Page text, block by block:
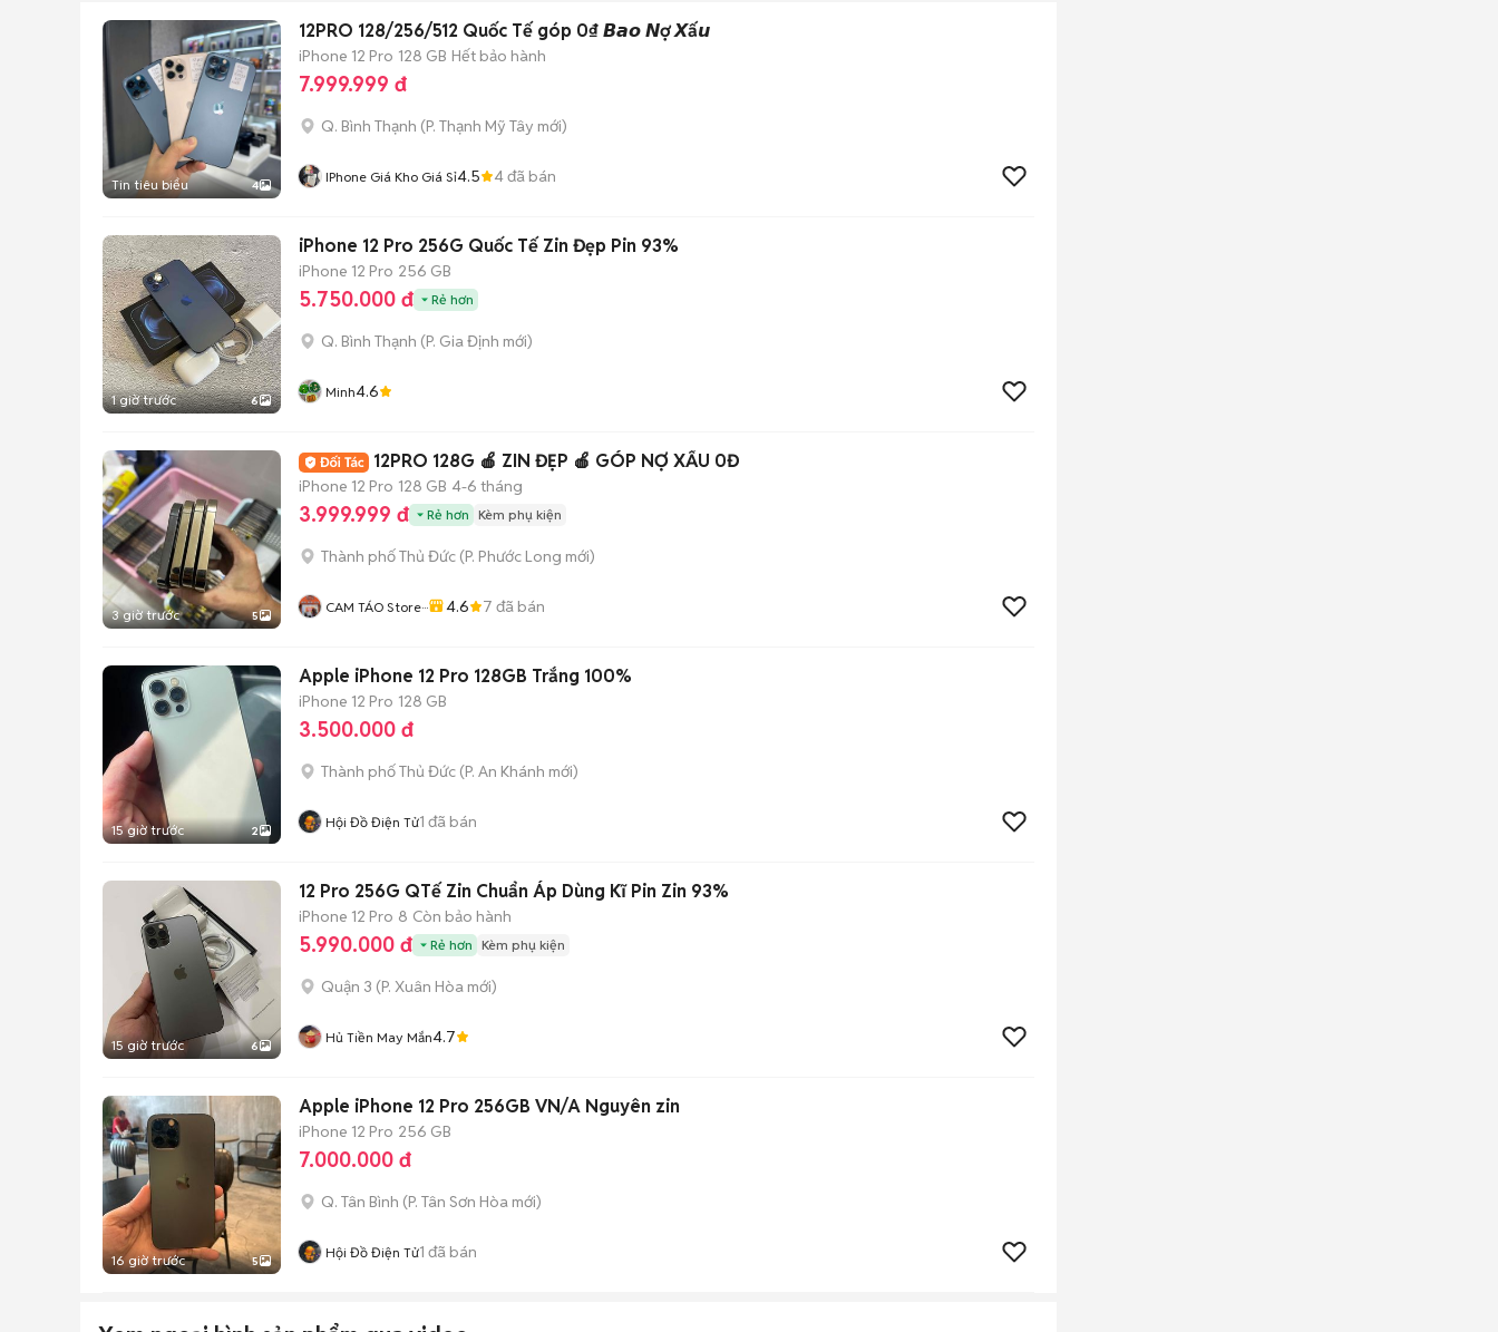
Tin tiêu biểu 4
12PRO 128/256/512 Quốc Tế góp 0₫ 𝘽𝙖𝙤 𝙉ợ 𝙓ấ𝙪
iPhone 12 Pro 128 GB Hết bảo hành
7.999.999 đ
Q. Bình Thạnh (P. Thạnh Mỹ Tây mới)
IPhone Giá Kho Giá Sỉ4.5 4đã bán
1 giờ trước 6
iPhone 12 Pro 256G Quốc Tế Zin Đẹp Pin 93%
iPhone 12 Pro 256 GB
5.750.000 đ Rẻ hơn
Q. Bình Thạnh (P. Gia Định mới)
Minh4.6
3 giờ trước 5
12PRO 128G 🍎 ZIN ĐẸP 🍎 GÓP NỢ XẤU 0Đ
iPhone 12 Pro 128 GB 4-6 tháng
3.999.999 đ Rẻ hơn Kèm phụ kiện
Thành phố Thủ Đức (P. Phước Long mới)
CAM TÁO Store··· 4.6 7 đã bán
15 giờ trước 2
Apple iPhone 12 Pro 128GB Trắng 100%
iPhone 12 Pro 128 GB
3.500.000 đ
Thành phố Thủ Đức (P. An Khánh mới)
Hội Đồ Điện Tử1 đã bán
15 giờ trước 6
12 Pro 256G QTế Zin Chuẩn Áp Dùng Kĩ Pin Zin 93%
iPhone 12 Pro 8 Còn bảo hành
5.990.000 đ Rẻ hơn Kèm phụ kiện
Quận 3 (P. Xuân Hòa mới)
Hủ Tiền May Mắn4.7
16 giờ trước 5
Apple iPhone 12 Pro 256GB VN/A Nguyên zin
iPhone 12 Pro 256 GB
7.000.000 đ
Q. Tân Bình (P. Tân Sơn Hòa mới)
Hội Đồ Điện Tử1 đã bán